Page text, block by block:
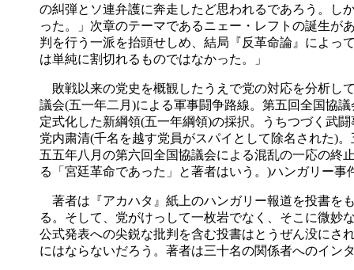
の糾弾とソ連弁護に奔走したど思われるであろう。し
った。」次章のテーマであるニェー・レフトの誕生が
判を行う一派を抬頭せしめ、結局『反革命論』によっ
は単純に割切れるものではなかった。」
敗戦以来の党史を概観したうえで党の対応を分析し
議会(五一年二月 )による軍事闘争路線。第五回全国協議
定式化した新綱領(五一年綱領)の採択。うちつづく武
党内粛清(千名を越す党員がスパイとして除名された)
五五年八月の第六回全国協議会による混乱の一応の終
る「宮廷革命であった」と著者はいう。 )ハンガリー事
著者は『アカハタ』紙上のハンガリー報道を投書を
る。そして、党がけっして一枚岩でなく、そこに微妙
公式発表への尖鋭な批判を含む投書はとうぜん没にさ
にはならないだろう。著者は三十名の関係者へのイン